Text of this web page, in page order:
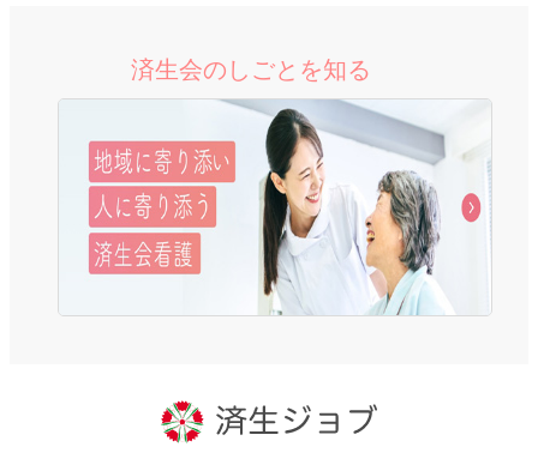
済生会のしごとを知る